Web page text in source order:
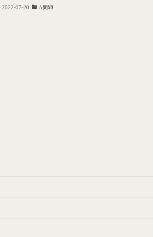
2022-07-20 A問題